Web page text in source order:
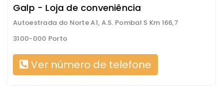
Galp - Loja de conveniência
Autoestrada do Norte A1, A.S. Pombal S Km 166,7
3100-000 Porto
Ver número de telefone